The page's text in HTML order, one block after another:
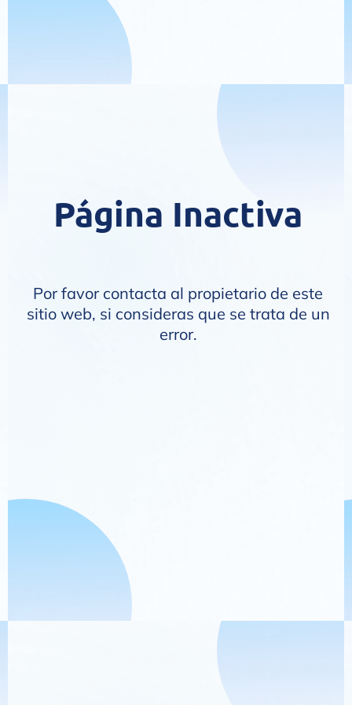
Página Inactiva
Por favor contacta al propietario de este
sitio web, si consideras que se trata de un
error.